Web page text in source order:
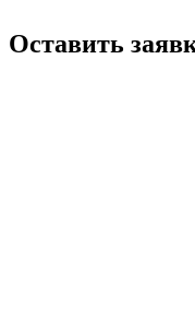
Оставить